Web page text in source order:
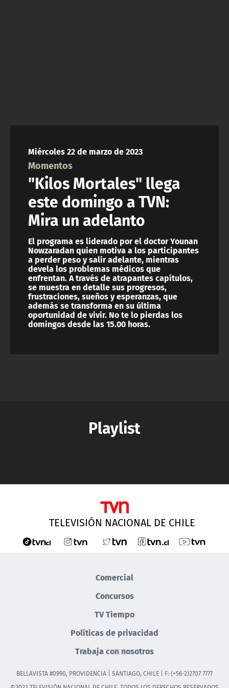
Miércoles 22 de marzo de 2023
Momentos
"Kilos Mortales" llega
este domingo a TVN:
Mira un adelanto
El programa es liderado por el doctor Younan
Nowzaradan quien motiva a los participantes
a perder peso y salir adelante, mientras
devela los problemas médicos que
enfrentan. A través de atrapantes capítulos,
se muestra en detalle sus progresos,
frustraciones, sueños y esperanzas, que
además se transforma en su última
oportunidad de vivir. No te lo pierdas los
domingos desde las 15.00 horas.
Playlist
TELEVISIÓN NACIONAL DE CHILE
Comercial
Concursos
TV Tiempo
Políticas de privacidad
Trabaja con nosotros
BELLAVISTA #0990, PROVIDENCIA | SANTIAGO, CHILE | F: (+56-2)2707 7777